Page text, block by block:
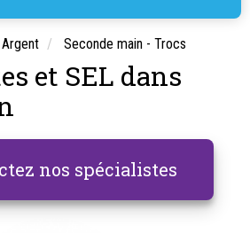
Argent Seconde main - Trocs
et SEL dans
nos spécialistes